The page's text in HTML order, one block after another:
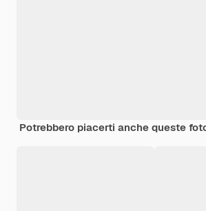
Potrebbero piacerti anche queste